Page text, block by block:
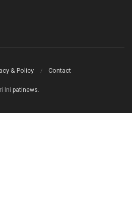
& Policy Contact
Ini patinews